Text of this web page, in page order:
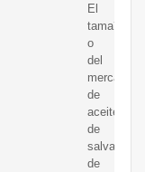
El
tama?
o
del
mercado
de
aceite
de
salvado
de